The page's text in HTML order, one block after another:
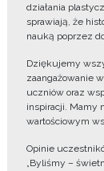
działania
sprawiają, że
nauką poprzez
Dziękujemy
zaangażowanie
uczniów oraz
inspiracji. Mamy
wartościowym
Opinie
„Byliśmy –